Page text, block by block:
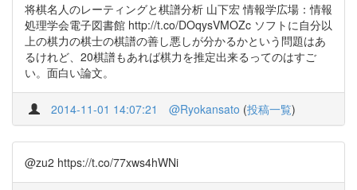
将棋名人のレーティングと棋譜分析 山下宏 情報学広場：情報
処理学会電子図書館 http://t.co/DOqysVMOZc ソフトに自分以
上の棋力の棋士の棋譜の善し悪しが分かるかという問題はあ
るけれど、20棋譜もあれば棋力を推定出来るってのはすご
い。面白い論文。
2014-11-01 14:07:21 @Ryokansato (投稿一覧)
@zu2 https://t.co/77xws4hWNi